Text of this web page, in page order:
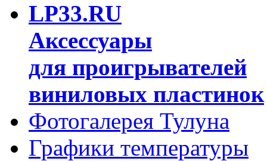
LP33.RU
Аксессуары
для проигрывателей
виниловых пластинок
Фотогалерея Тулуна
Графики температуры